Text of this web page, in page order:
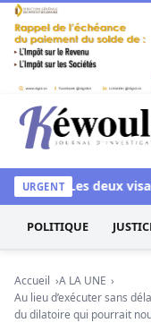
Aller au contenu
Kéwoulo, le
URGENTLes deux
POLITIQUE
Accueil
A LA UNE
Au lieu d’exécuter sans
du dilatoire qui pourrait